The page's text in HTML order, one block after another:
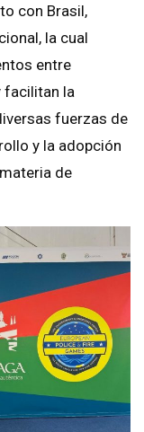
con Brasil,
la cual
entre
facilitan la
fuerzas de
y la adopción
de